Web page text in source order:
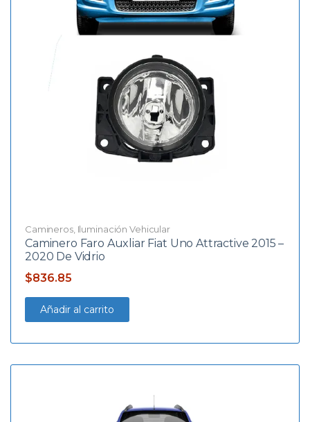
Camineros, Iluminación Vehicular
Caminero Faro Auxliar Fiat Uno Attractive 2015 –
2020 De Vidrio
$836.85
Añadir al carrito